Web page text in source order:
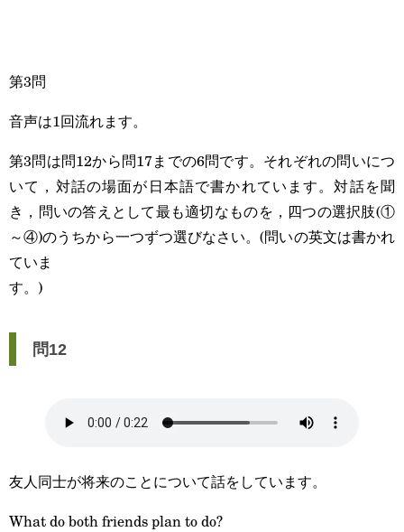
第3問
音声は1回流れます。
第3問は問12から問17までの6問です。それぞれの問いにつ
いて，対話の場面が日本語で書かれています。対話を聞
き，問いの答えとして最も適切なものを，四つの選択肢(①
～④)のうちから一つずつ選びなさい。(問いの英文は書かれ
ていま
す。)
問12
友人同士が将来のことについて話をしています。
What do both friends plan to do?